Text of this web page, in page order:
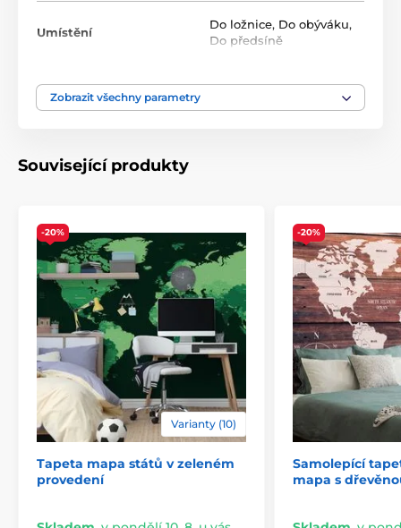
1) Klasické fototapety – různé velikosti, stejný motiv
196x132(4 pruhy), 245x165(5 pruhů),
pruhů),343x231(7 pruhů),392x264(8 pruhů),441x297
2) Fototapety s úpravou motivu dle rozměru
konkrétním rozměrům, což může znamenat jeho
mírné oříznutí. Po kliknutí na požadovanou velikost na
tapety se skládají z 49 cm širokých pásů.
Umístění
Do ložnice, Do obýváku,
Do předsíně
Barva Fialová,Hnědá
Zobrazit všechny parametry
Související produkty
-20%
Varianty (10)
Tapeta mapa států v zeleném
provedení
-20%
Samolepící
mapa s